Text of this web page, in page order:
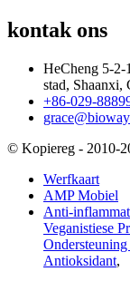
kontak ons
HeCheng 5-2-
stad, Shaanxi,
+86-029-
© Kopiereg - 2010-
Werfkaart
AMP Mobiel
Anti-
Veganistiese
Antioksidant,